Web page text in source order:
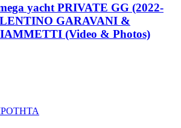
yacht PRIVATE GG (2022-
GARAVANI &
(Video & Photos)